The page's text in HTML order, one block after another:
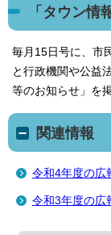
「タウン情
毎月15日号に、市
と行政機関や公益
等のお知らせ」を
関連情報
令和4年度の広
令和3年度の広